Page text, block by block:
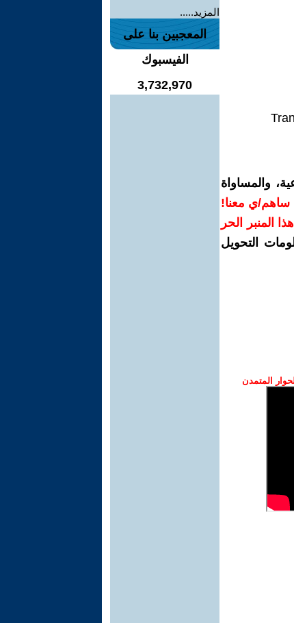
والمساواة
ساهم/ي معنا!
المنبر الحر
التحويل
المتمدن
المزيد.....
المعجبين بنا على
الفيسبوك
3,732,970